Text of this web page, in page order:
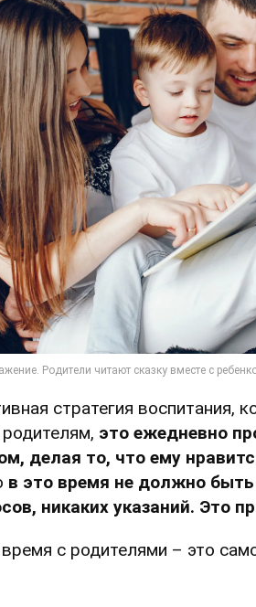
стратегия воспитания,
это ежедневно
делая то, что ему
в это время не должно
никаких указаний. Это
с родителями – это